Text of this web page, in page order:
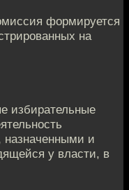
формируется
на
избирательные
назначенными и
у власти, в